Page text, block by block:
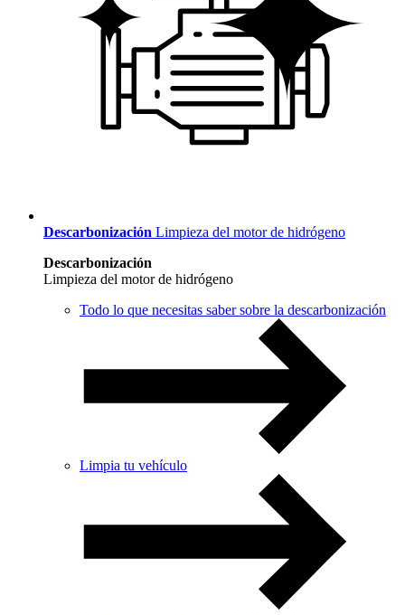
Descarbonización Limpieza del motor de hidrógeno
Descarbonización
Limpieza del motor de hidrógeno
Todo lo que necesitas saber sobre la descarbonización
Limpia tu vehículo